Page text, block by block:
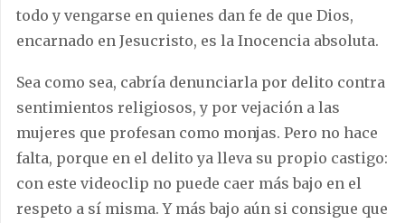
todo y vengarse en quienes dan fe de que Dios,
encarnado en Jesucristo, es la Inocencia absoluta.
Sea como sea, cabría denunciarla por delito contra
sentimientos religiosos, y por vejación a las
mujeres que profesan como monjas. Pero no hace
falta, porque en el delito ya lleva su propio castigo:
con este videoclip no puede caer más bajo en el
respeto a sí misma. Y más bajo aún si consigue que